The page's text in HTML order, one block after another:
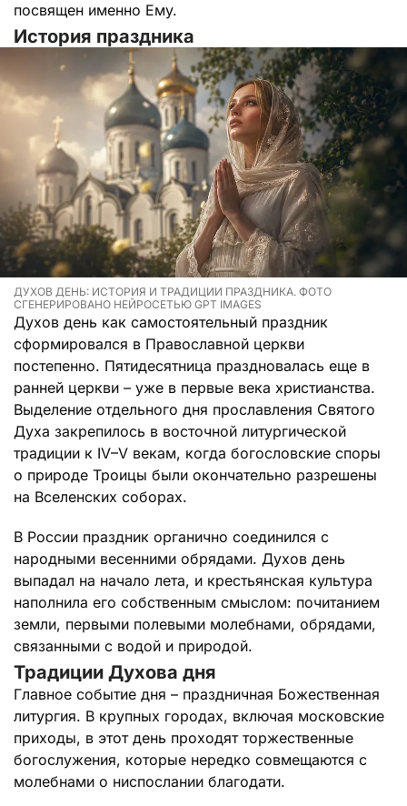
посвящен именно Ему.
История праздника
ДУХОВ ДЕНЬ: ИСТОРИЯ И ТРАДИЦИИ ПРАЗДНИКА. ФОТО
СГЕНЕРИРОВАНО НЕЙРОСЕТЬЮ GPT IMAGES
Духов день как самостоятельный праздник
сформировался в Православной церкви
постепенно. Пятидесятница праздновалась еще в
ранней церкви – уже в первые века христианства.
Выделение отдельного дня прославления Святого
Духа закрепилось в восточной литургической
традиции к IV–V векам, когда богословские споры
о природе Троицы были окончательно разрешены
на Вселенских соборах.
В России праздник органично соединился с
народными весенними обрядами. Духов день
выпадал на начало лета, и крестьянская культура
наполнила его собственным смыслом: почитанием
земли, первыми полевыми молебнами, обрядами,
связанными с водой и природой.
Традиции Духова дня
Главное событие дня – праздничная Божественная
литургия. В крупных городах, включая московские
приходы, в этот день проходят торжественные
богослужения, которые нередко совмещаются с
молебнами о ниспослании благодати.